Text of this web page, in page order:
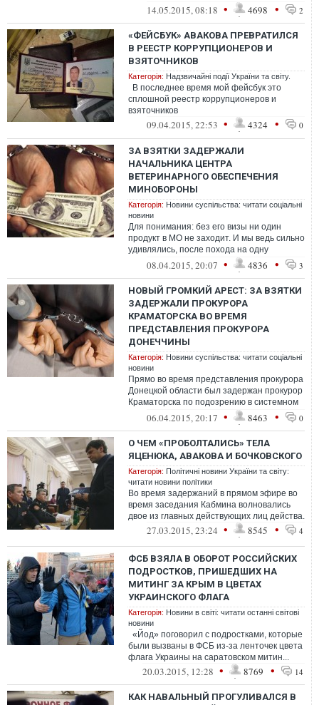
Решил, что время настало - и начал снова
14.05.2015, 08:18 • 4698 • 2
«ФЕЙСБУК» АВАКОВА ПРЕВРАТИЛСЯ
В РЕЕСТР КОРРУПЦИОНЕРОВ И
ВЗЯТОЧНИКОВ
Категорія: Надзвичайні події України та світу.
В последнее время мой фейсбук это
сплошной реестр коррупционеров и
взяточников
09.04.2015, 22:53 • 4324 • 0
ЗА ВЗЯТКИ ЗАДЕРЖАЛИ
НАЧАЛЬНИКА ЦЕНТРА
ВЕТЕРИНАРНОГО ОБЕСПЕЧЕНИЯ
МИНОБОРОНЫ
Категорія: Новини суспільства: читати соціальні
новини
Для понимания: без его визы ни один
продукт в МО не заходит. И мы ведь сильно
удивлялись, после похода на одну
консервную фабрику - тушенка
08.04.2015, 20:07 • 4836 • 3
НОВЫЙ ГРОМКИЙ АРЕСТ: ЗА ВЗЯТКИ
ЗАДЕРЖАЛИ ПРОКУРОРА
КРАМАТОРСКА ВО ВРЕМЯ
ПРЕДСТАВЛЕНИЯ ПРОКУРОРА
ДОНЕЧЧИНЫ
Категорія: Новини суспільства: читати соціальні
новини
Прямо во время представления прокурора
Донецкой области был задержан прокурор
Краматорска по подозрению в системном
взяточничестве. А вместе с ним и н...
06.04.2015, 20:17 • 8463 • 0
О ЧЕМ «ПРОБОЛТАЛИСЬ» ТЕЛА
ЯЦЕНЮКА, АВАКОВА И БОЧКОВСКОГО
Категорія: Політичні новини України та світу:
читати новини політики
Во время задержаний в прямом эфире во
время заседания Кабмина волновались
двое из главных действующих лиц действа.
27.03.2015, 23:24 • 8545 • 4
ФСБ ВЗЯЛА В ОБОРОТ РОССИЙСКИХ
ПОДРОСТКОВ, ПРИШЕДШИХ НА
МИТИНГ ЗА КРЫМ В ЦВЕТАХ
УКРАИНСКОГО ФЛАГА
Категорія: Новини в світі: читати останні світові
новини
«Йод» поговорил с подростками, которые
были вызваны в ФСБ из-за ленточек цвета
флага Украины на саратовском митин...
20.03.2015, 12:28 • 8769 • 14
КАК НАВАЛЬНЫЙ ПРОГУЛИВАЛСЯ В